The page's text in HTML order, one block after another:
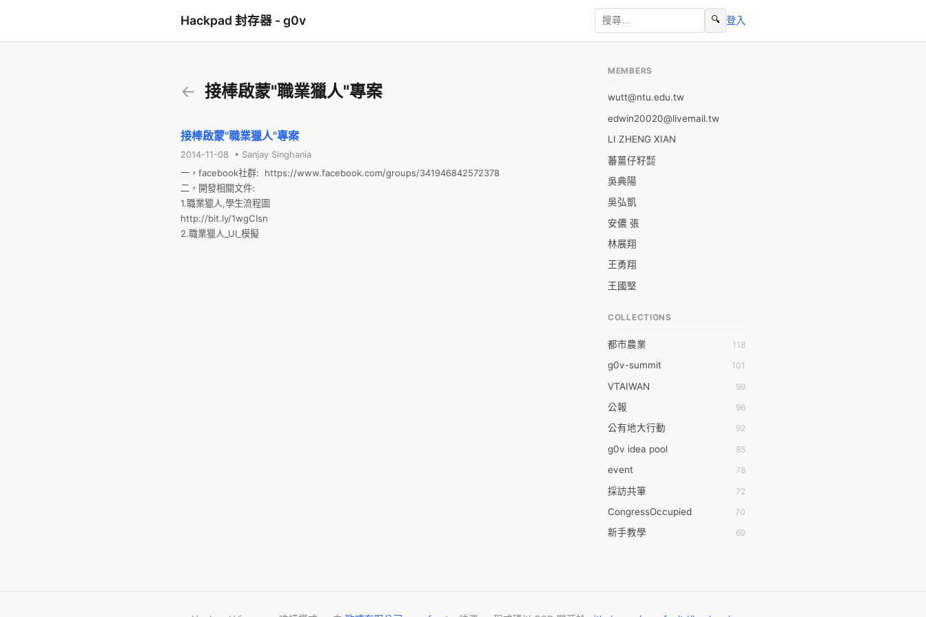
Hackpad 封存器 - g0v 🔍 登入
← 接棒啟蒙"職業獵人"專案
接棒啟蒙"職業獵人"專案
2014-11-08 • Sanjay Singhania
一，facebook社群:  https://www.facebook.com/groups/341946842572378
二，開發相關文件:
1.職業獵人,學生流程圖
http://bit.ly/1wgCIsn
2.職業獵人_UI_模擬
MEMBERS
wutt@ntu.edu.tw
edwin20020@livemail.tw
LI ZHENG XIAN
蕃薑仔籽㍿
吳典陽
吳弘凱
安儂 張
林展翔
王勇翔
王國堅
蒼時弦也
袁乾鑫
陳泰澄
&#35377;&#24646;&#33287;
-work aeola
0.0
100004224394929@facebook.com
1001000
108級醫三牙二
108���������������������������A������������
COLLECTIONS
都市農業 118
g0v-summit 101
VTAIWAN 99
公報 96
公有地大行動 92
g0v idea pool 85
event 78
採訪共筆 72
CongressOccupied 70
新手教學 69